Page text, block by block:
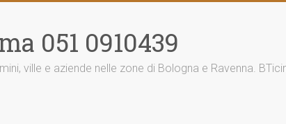
051 0910439
ville e aziende nelle zone di Bologna e Ravenna.